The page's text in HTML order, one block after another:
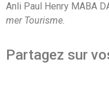
Anli Paul Henry MABA
mer Tourisme.
Partagez sur